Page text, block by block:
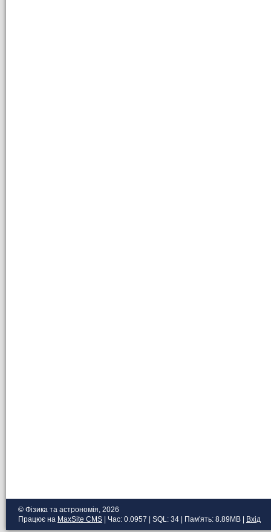
© Фізика та астрономія, 2026
Працює на MaxSite CMS | Час: 0.0957 | SQL: 34 | Пам'ять: 8.89MB Вхід